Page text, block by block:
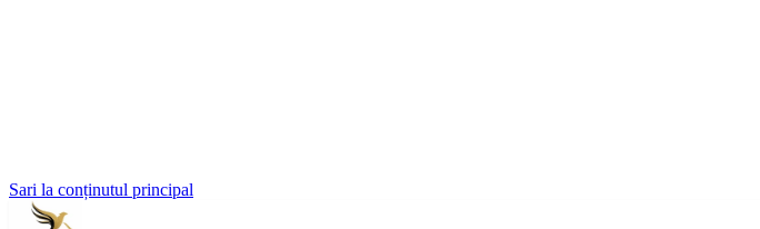
Sari la conținutul principal